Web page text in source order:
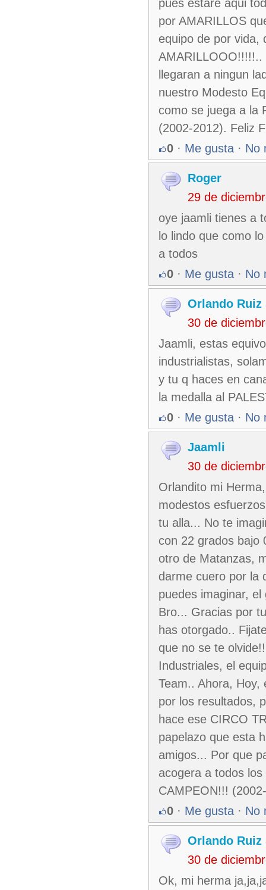
pués estaré aqui
por AMARILLOS
equipo de por vida,
AMARILLOOO!!!!!..
llegaran a ningun
nuestro Modesto
como se juega a la
(2002-2012). Feliz
0 · Me gusta · No
Roger
29 de
oye jaamli tienes a
lo lindo que como
a todos
0 · Me gusta · No
Orlando Ruiz
30 de
Jaamli, estas
industrialistas,
y tu q haces en
la medalla al
0 · Me gusta · No
Jaamli
30 de
Orlandito mi
modestos
tu alla... No te
con 22 grados bajo
otro de Matanzas,
darme cuero por la
puedes imaginar,
Bro... Gracias por
has otorgado..
que no se te
Industriales, el
Team.. Ahora,
por los resultados,
hace ese CIRCO
papelazo que esta
amigos... Por que
acogera a todos
CAMPEON!!!
0 · Me gusta · No
Orlando Ruiz
30 de
Ok, mi herma